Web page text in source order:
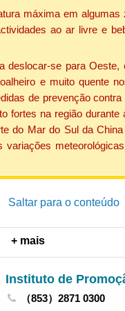
máxima em algumas
ao ar livre e
deslocar-se para
e muito quente
de prevenção
fortes na região durante
do Mar do Sul da
Saltar para o conteúdo
+ mais
（853）2871 0300